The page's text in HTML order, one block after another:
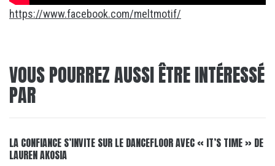
https://www.facebook.com/meltmotif/
VOUS POURREZ AUSSI ÊTRE INTÉRESSÉ
PAR
LA CONFIANCE S’INVITE SUR LE DANCEFLOOR AVEC « IT’S TIME » DE
LAUREN AKOSIA